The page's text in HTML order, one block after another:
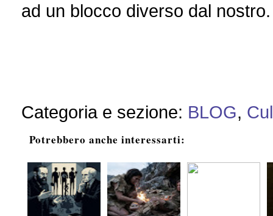
ad un blocco diverso
Categoria e sezione: BLOG,
Potrebbero anche interessarti: